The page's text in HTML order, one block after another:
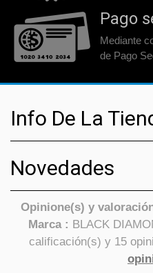
Pago
Mediante
de Pago
Info De La
Novedades
Opinione(s) y
Marca : BLACK
calificación(s) y 15